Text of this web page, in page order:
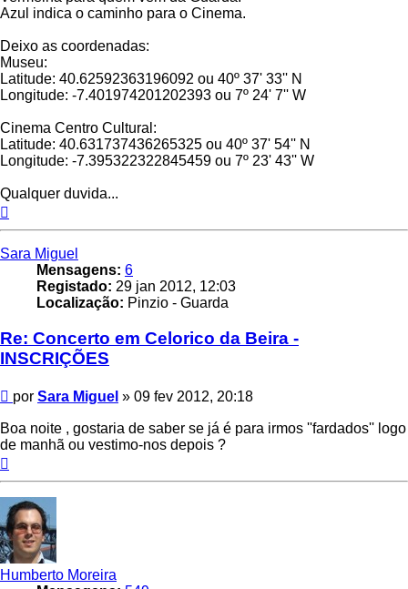
Azul indica o caminho para o Cinema.
Deixo as coordenadas:
Museu:
Latitude: 40.62592363196092 ou 40º 37' 33'' N
Longitude: -7.401974201202393 ou 7º 24' 7'' W
Cinema Centro Cultural:
Latitude: 40.631737436265325 ou 40º 37' 54'' N
Longitude: -7.395322322845459 ou 7º 23' 43'' W
Qualquer duvida...
Sara Miguel
Mensagens: 6
Registado: 29 jan 2012, 12:03
Localização: Pinzio - Guarda
Re: Concerto em Celorico da Beira -
INSCRIÇÕES
Mensagem
por Sara Miguel » 09 fev 2012, 20:18
Boa noite , gostaria de saber se já é para irmos ''fardados'' logo
de manhã ou vestimo-nos depois ?
Humberto Moreira